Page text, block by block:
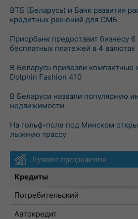
ВТБ (Беларусь) и Банк развития
кредитных решений для СМБ
Приорбанк предоставит бизнесу
бесплатных платежей в 4 валютах
В Беларусь привезли компактные
Dolphin Fashion 410
В Беларуси назвали популярную
недвижимости
На гольф-поле под Минском
лыжную трассу
Лучшие предложения
Кредиты
Потребительский
Автокредит